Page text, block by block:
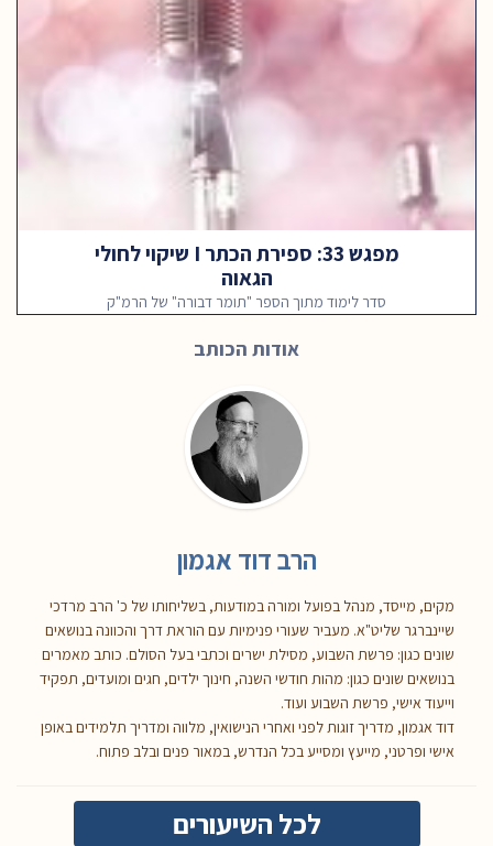
מפגש 33: ספירת הכתר I שיקוי לחולי
הגאוה
סדר לימוד מתוך הספר "תומר דבורה" של הרמ"ק
אודות הכותב
הרב דוד אגמון
מקים, מייסד, מנהל בפועל ומורה במודעות, בשליחותו של כ' הרב מרדכי
שיינברגר שליט"א. מעביר שעורי פנימיות עם הוראת דרך והכוונה בנושאים
שונים כגון: פרשת השבוע, מסילת ישרים וכתבי בעל הסולם. כותב מאמרים
בנושאים שונים כגון: מהות חודשי השנה, חינוך ילדים, חגים ומועדים, תפקיד
וייעוד אישי, פרשת השבוע ועוד.
דוד אגמון, מדריך זוגות לפני ואחרי הנישואין, מלווה ומדריך תלמידים באופן
אישי ופרטני, מייעץ ומסייע בכל הנדרש, במאור פנים ובלב פתוח.
לכל השיעורים